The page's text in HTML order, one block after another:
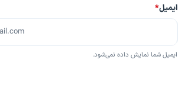
ایمیل*
ایمیل شما نمایش داده نمی‌شود.